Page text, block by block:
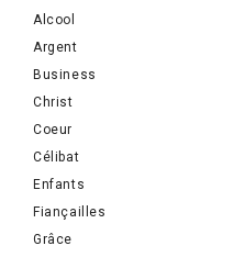
Alcool
Argent
Business
Christ
Coeur
Célibat
Enfants
Fiançailles
Grâce